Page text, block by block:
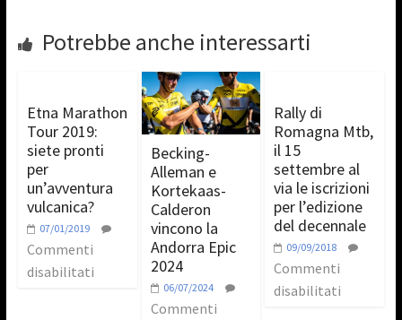
Potrebbe anche interessarti
Etna Marathon
Tour 2019:
siete pronti
per
un’avventura
vulcanica?
07/01/2019
Commenti
disabilitati
Becking-
Alleman e
Kortekaas-
Calderon
vincono la
Andorra Epic
2024
06/07/2024
Commenti
Rally di
Romagna Mtb,
il 15
settembre al
via le iscrizioni
per l’edizione
del decennale
09/09/2018
Commenti
disabilitati